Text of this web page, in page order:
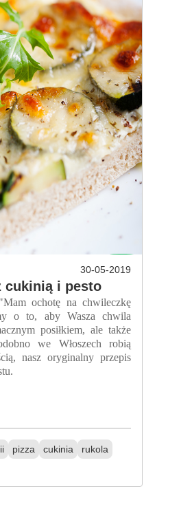
30-05-2019
cukinią i pesto
ochotę na chwileczkę
o to, aby Wasza chwila
posiłkiem, ale także
we Włoszech robią
nasz oryginalny przepis
pizza cukinia
rukola